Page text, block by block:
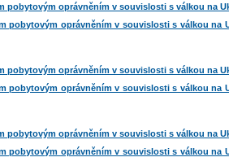
pobytovým oprávněním v souvislosti s válkou na
pobytovým oprávněním v souvislosti s válkou na
pobytovým oprávněním v souvislosti s válkou na
pobytovým oprávněním v souvislosti s válkou na
pobytovým oprávněním v souvislosti s válkou na
pobytovým oprávněním v souvislosti s válkou na